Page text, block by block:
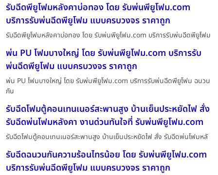
รับฉีดพียูโฟมหลังคาบ่อทอง โดย รับพ่นพียูโฟม.com
บริการรับพ่นฉีดพียูโฟม แบบครบวงจร ราคาถูก
รับฉีดพียูโฟมหลังคาบ่อทอง โดย รับพ่นพียูโฟม.com บริการรับพ่นฉีดพียูโฟม
พ่น PU โฟมบางใหญ่ โดย รับพ่นพียูโฟม.com บริการรับ
พ่นฉีดพียูโฟม แบบครบวงจร ราคาถูก
พ่น PU โฟมบางใหญ่ โดย รับพ่นพียูโฟม.com บริการรับพ่นฉีดพียูโฟม ฉนวน
กัน
รับฉีดโฟมตู้คอนเทนเนอร์สะพานสูง บ้านเย็นประหยัดไฟ สั่ง
รับฉีดพ่นโฟมหลังคา งานด่วนทันใจที่ รับพ่นพียูโฟม.com
รับฉีดโฟมตู้คอนเทนเนอร์สะพานสูง บ้านเย็นประหยัดไฟ สั่ง รับฉีดพ่นโฟมหลั
รับฉีดฉนวนกันความร้อนไทรน้อย โดย รับพ่นพียูโฟม.com
บริการรับพ่นฉีดพียูโฟม แบบครบวงจร ราคาถูก